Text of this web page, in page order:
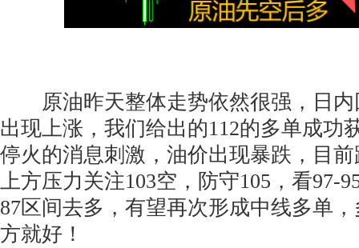
原油昨天整体走势依然很强，日内
出现上涨，我们给出的112的多单成功
停火的消息刺激，油价出现暴跌，目
上方压力关注103空，防守105，看97-
87区间去多，有望再次形成中线多单
方就好！